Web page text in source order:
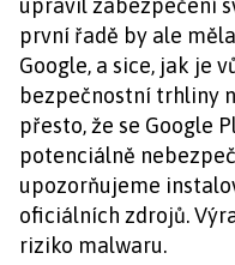
upravil zabezpečení
první řadě by ale
Google, a sice, jak je
bezpečnostní trhliny
přesto, že se Google
potenciálně
upozorňujeme
oficiálních zdrojů.
riziko malwaru.